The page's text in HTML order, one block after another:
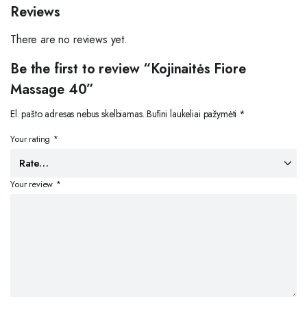
Reviews
There are no reviews yet.
Be the first to review “Kojinaitės Fiore
Massage 40”
El. pašto adresas nebus skelbiamas. Būtini laukeliai pažymėti *
Your rating *
Your review *